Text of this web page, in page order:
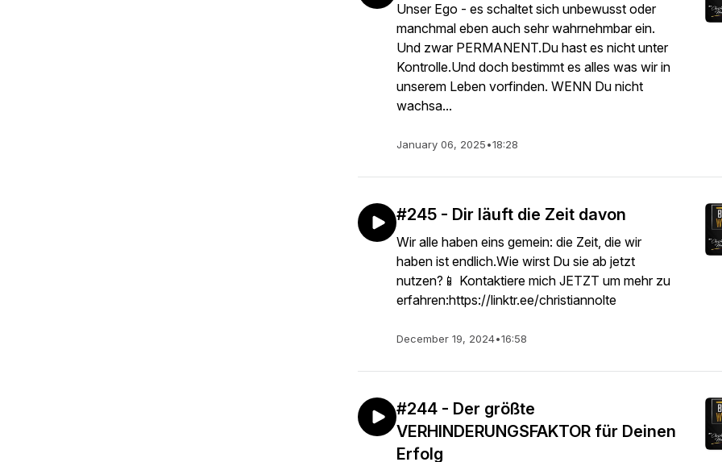
Unser Ego - es schaltet sich unbewusst oder
manchmal eben auch sehr wahrnehmbar ein.
Und zwar PERMANENT.Du hast es nicht unter
Kontrolle.Und doch bestimmt es alles was wir in
unserem Leben vorfinden. WENN Du nicht
wachsa...
January 06, 2025•18:28
#245 - Dir läuft die Zeit davon
Wir alle haben eins gemein: die Zeit, die wir
haben ist endlich.Wie wirst Du sie ab jetzt
nutzen?📱 Kontaktiere mich JETZT um mehr zu
erfahren:https://linktr.ee/christiannolte
December 19, 2024•16:58
#244 - Der größte
VERHINDERUNGSFAKTOR für Deinen
Erfolg